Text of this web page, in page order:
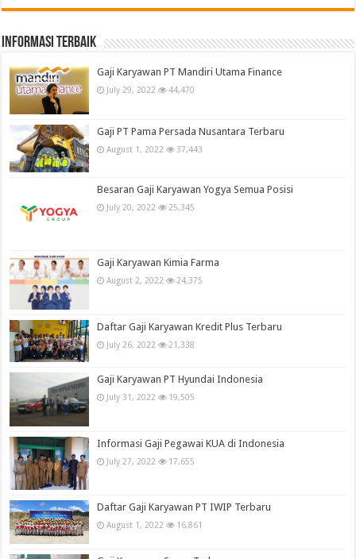
informasi terbaik
Gaji Karyawan PT Mandiri Utama Finance
July 29, 2022 44,470
Gaji PT Pama Persada Nusantara Terbaru
August 1, 2022 37,443
Besaran Gaji Karyawan Yogya Semua Posisi
July 20, 2022 25,345
Gaji Karyawan Kimia Farma
August 2, 2022 24,375
Daftar Gaji Karyawan Kredit Plus Terbaru
July 26, 2022 21,338
Gaji Karyawan PT Hyundai Indonesia
July 31, 2022 19,505
Informasi Gaji Pegawai KUA di Indonesia
July 27, 2022 17,655
Daftar Gaji Karyawan PT IWIP Terbaru
August 1, 2022 16,861